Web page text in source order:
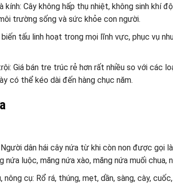
kính: Cây không hấp thụ nhiệt, không sinh khí
trường sống và sức khỏe con người.
tấu linh hoạt trong mọi lĩnh vực, phục vụ
Giá bán tre trúc rẻ hơn rất nhiều so với các
có thể kéo dài đến hàng chục năm.
dân hái cây nứa từ khi còn non được gọi
nứa luộc, măng nứa xào, măng nứa muối chua,
cụ: Rổ rá, thúng, mẹt, dần, sàng, cày,